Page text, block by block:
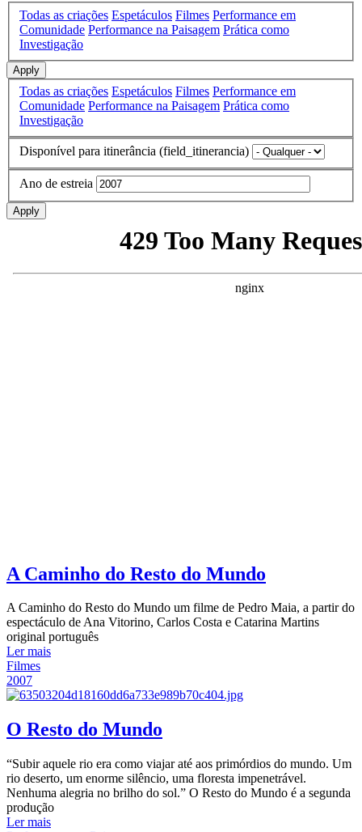
Todas as criações Espetáculos Filmes Performance em
Comunidade Performance na Paisagem Prática como
Investigação
Apply
Todas as criações Espetáculos Filmes Performance em
Comunidade Performance na Paisagem Prática como
Investigação
Disponível para itinerância (field_itinerancia)
Ano de estreia
Apply
A Caminho do Resto do Mundo
A Caminho do Resto do Mundo um filme de Pedro Maia, a partir do
espectáculo de Ana Vitorino, Carlos Costa e Catarina Martins
original português
Ler mais
Filmes
2007
O Resto do Mundo
“Subir aquele rio era como viajar até aos primórdios do mundo. Um
rio deserto, um enorme silêncio, uma floresta impenetrável.
Nenhuma alegria no brilho do sol.” O Resto do Mundo é a segunda
produção
Ler mais